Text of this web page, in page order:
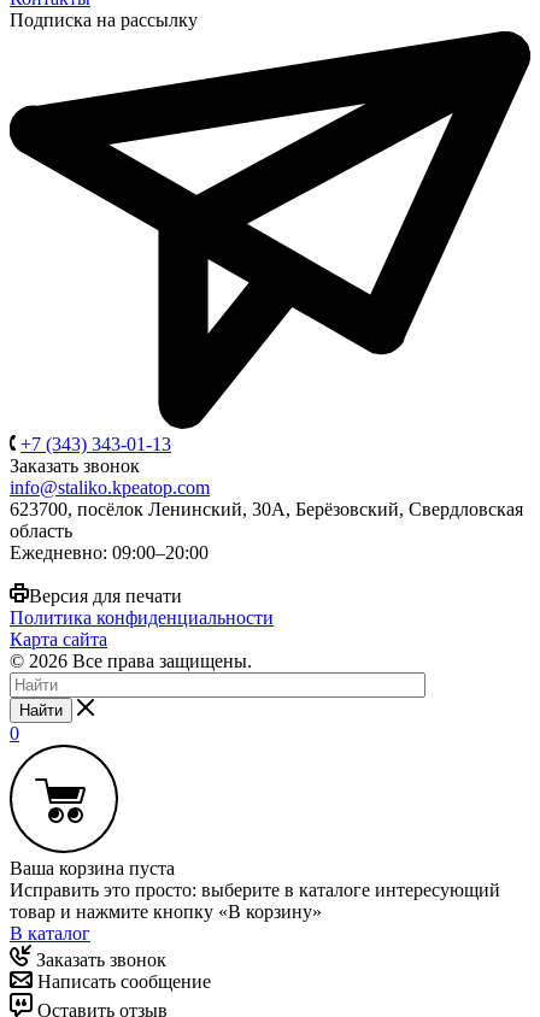
Подписка на рассылку
+7 (343) 343-01-13
Заказать звонок
info@staliko.kpeatop.com
623700, посёлок Ленинский, 30А, Берёзовский, Свердловская
область
Ежедневно: 09:00–20:00
Версия для печати
Политика конфиденциальности
Карта сайта
© 2026 Все права защищены.
Найти
0
Ваша корзина пуста
Исправить это просто: выберите в каталоге интересующий
товар и нажмите кнопку «В корзину»
В каталог
Заказать звонок
Написать сообщение
Оставить отзыв